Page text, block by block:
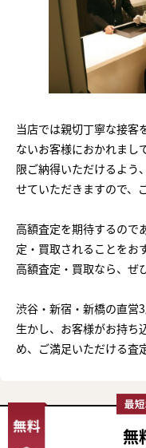
当店では親切丁寧な接客
ないお客様におかれまし
限ご納得いただけるよう
せていただきますので、
高額査定を期待するので
定・買取されることをお
高額査定・買取なら、ぜ
渋谷・新宿・新橋の直営
生かし、お客様がお持ち
め、ご満足いただける査
無